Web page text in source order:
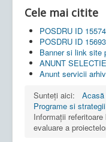
Cele mai citite
POSDRU ID
POSDRU ID
Banner si link site
ANUNT
Anunt servicii
Sunteți aici:
Acasă
Programe si strategii
Informații
evaluare a